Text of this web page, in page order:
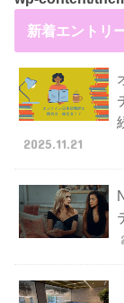
新着エントリ
2025.11.21